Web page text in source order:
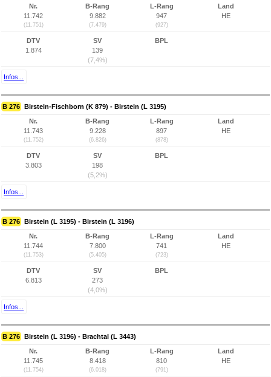
Nr.
11.742
(11.751)
B-Rang
9.882
(7.479)
L-Rang
947
(927)
Land
HE
DTV
1.874
SV
139
(7,4%)
BPL
Infos...
B 276 Birstein-Fischborn (K 879) - Birstein (L 3195)
Nr.
11.743
(11.752)
B-Rang
9.228
(6.826)
L-Rang
897
(878)
Land
HE
DTV
3.803
SV
198
(5,2%)
BPL
Infos...
B 276 Birstein (L 3195) - Birstein (L 3196)
Nr.
11.744
(11.753)
B-Rang
7.800
(5.405)
L-Rang
741
(723)
Land
HE
DTV
6.813
SV
273
(4,0%)
BPL
Infos...
B 276 Birstein (L 3196) - Brachtal (L 3443)
Nr.
11.745
(11.754)
B-Rang
8.418
(6.018)
L-Rang
810
(791)
Land
HE